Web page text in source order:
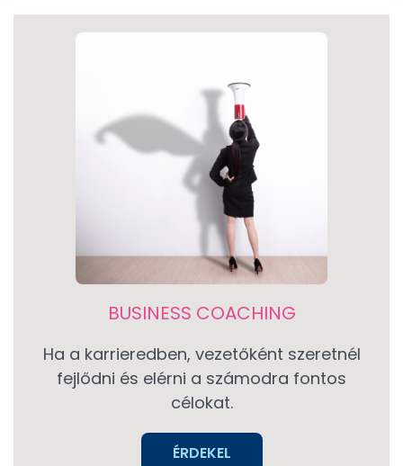
BUSINESS COACHING
Ha a karrieredben, vezetőként szeretnél
fejlődni és elérni a számodra fontos
célokat.
ÉRDEKEL